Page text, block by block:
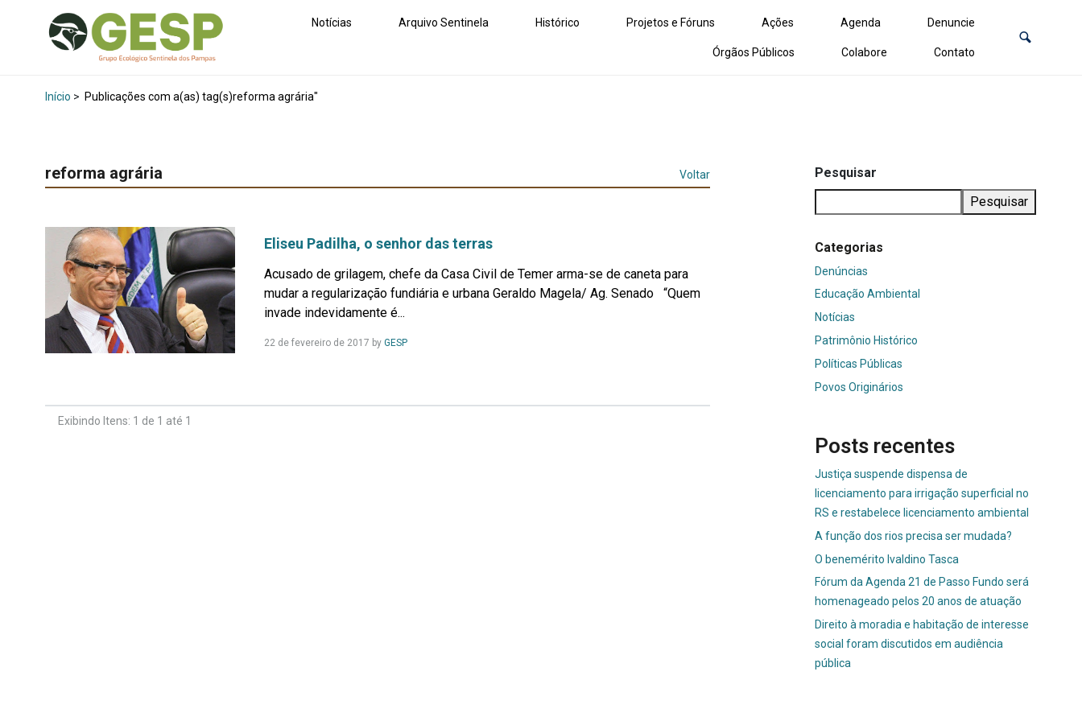
Notícias Arquivo Sentinela Histórico Projetos e Fóruns Ações Agenda Denuncie
Órgãos Públicos Colabore Contato
Início > Publicações com a(as) tag(s)reforma agrária"
reforma agrária Voltar
Eliseu Padilha, o senhor das terras
Acusado de grilagem, chefe da Casa Civil de Temer arma-se de caneta para
mudar a regularização fundiária e urbana Geraldo Magela/ Ag. Senado “Quem
invade indevidamente é...
22 de fevereiro de 2017 by GESPLeia
Exibindo Itens: 1 de 1 até 1
Pesquisar
Pesquisar
Categorias
Denúncias
Educação Ambiental
Notícias
Patrimônio Histórico
Políticas Públicas
Povos Originários
Posts recentes
Justiça suspende dispensa de
licenciamento para irrigação superficial no
RS e restabelece licenciamento ambiental
A função dos rios precisa ser mudada?
O benemérito Ivaldino Tasca
Fórum da Agenda 21 de Passo Fundo será
homenageado pelos 20 anos de atuação
Direito à moradia e habitação de interesse
social foram discutidos em audiência
pública